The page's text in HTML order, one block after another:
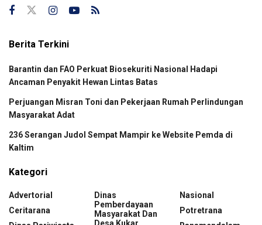
Berita Terkini
Barantin dan FAO Perkuat Biosekuriti Nasional Hadapi
Ancaman Penyakit Hewan Lintas Batas
Perjuangan Misran Toni dan Pekerjaan Rumah Perlindungan
Masyarakat Adat
236 Serangan Judol Sempat Mampir ke Website Pemda di
Kaltim
Kategori
Advertorial
Ceritarana
Dinas
Pemberdayaan
Masyarakat Dan
Desa Kukar
Nasional
Potretrana